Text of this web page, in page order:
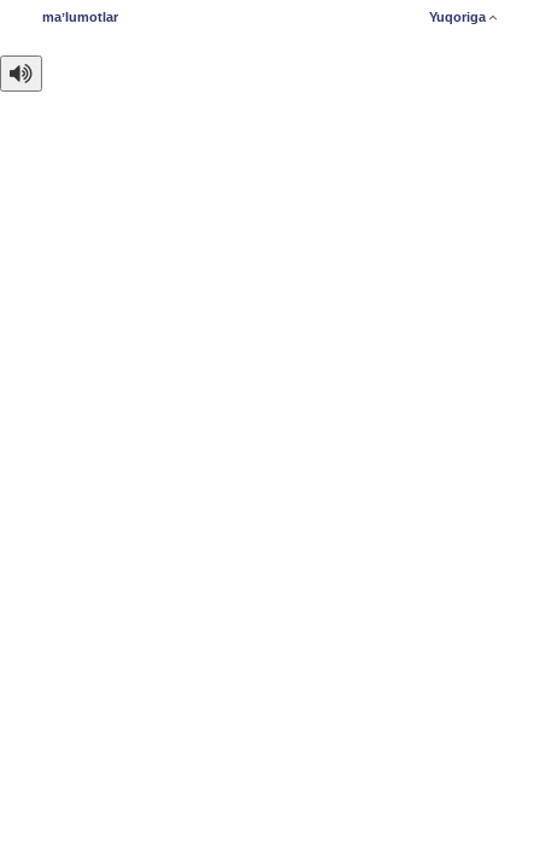
maʼlumotlar
Yuqoriga